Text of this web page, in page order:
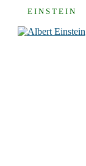
E I N S T E I N